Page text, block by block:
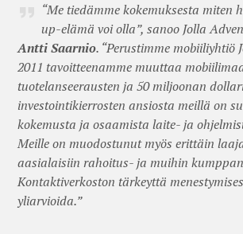
“Me tiedämme kokemuksesta miten
up-elämä voi olla”, sanoo Jolla
Antti Saarnio. “Perustimme mobiiliyhtiö
2011 tavoitteenamme muuttaa
tuotelanseerausten ja 50 miljoonan
investointikierrosten ansiosta meillä on
kokemusta ja osaamista laite- ja
Meille on muodostunut myös erittäin
aasialaisiin rahoitus- ja muihin
Kontaktiverkoston tärkeyttä
yliarvioida.”